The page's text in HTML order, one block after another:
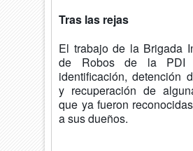
Tras las rejas
El trabajo de la Brigada
de Robos de la PDI
identificación, detención
y recuperación de
que ya fueron
a sus dueños.